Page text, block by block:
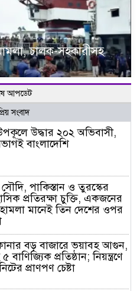
চালক-সহকারীসহ
আপডেট
সংবাদ
উদ্ধার ২০২ অভিবাসী,
বাংলাদেশি
সৌদি, পাকিস্তান ও তুরস্কের
প্রতিরক্ষা চুক্তি, একজনের
মানেই তিন দেশের ওপর
বড় বাজারে ভয়াবহ আগুন,
বাণিজ্যিক প্রতিষ্ঠান; নিয়ন্ত্রণে
প্রাণপণ চেষ্টা